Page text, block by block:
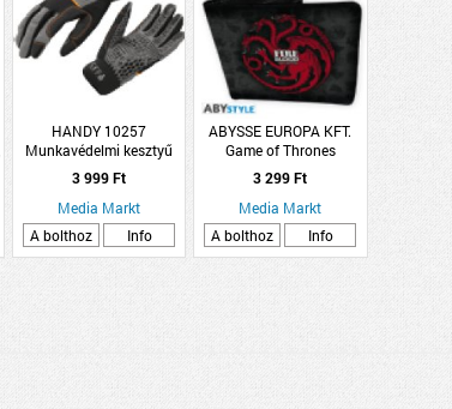
HANDY 10257
Munkavédelmi kesztyű
tépőzáras XL
3 999 Ft
Media Markt
A bolthoz
Info
ABYSSE EUROPA KFT.
Game of Thrones
pénztárca
(Kiegészítők/Relikviák)
3 299 Ft
Media Markt
A bolthoz
Info